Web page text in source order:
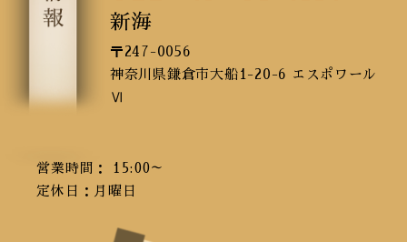
新海
〒247-0056
神奈川県鎌倉市大船1-20-6 エスポワール
Ⅵ
営業時間： 15:00～
定休日：月曜日